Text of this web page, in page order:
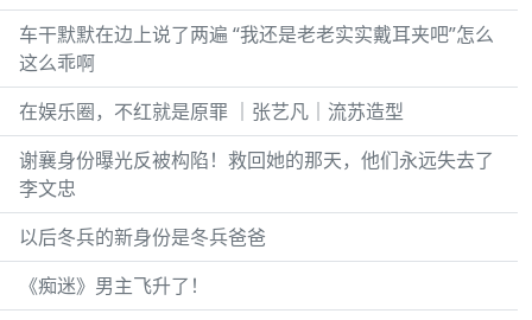
车干默默在边上说了两遍 “我还是老老实实戴耳夹吧”怎么
这么乖啊
在娱乐圈，不红就是原罪 ｜张艺凡｜流苏造型
谢襄身份曝光反被构陷！救回她的那天，他们永远失去了
李文忠
以后冬兵的新身份是冬兵爸爸
《痴迷》男主飞升了！